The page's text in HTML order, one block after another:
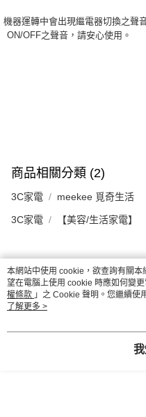
機器運轉中會出現繼電器切換之聲
ON/OFF之聲音，請安心使用。
商品相關分類 (2)
3C家電 meekee 覓奇生活
3C家電 【美容/生活家電】
評價
喜歡這個商品嗎？購買後給他
本分類熱銷全站排行
本網站中使用 cookie，欲查詢有關
望在電腦上使用 cookie 時應如何變
權條款 」之 Cookie 聲明。您繼續使
用條款之 Cookie 聲明使用 cookie。
了解更多 >